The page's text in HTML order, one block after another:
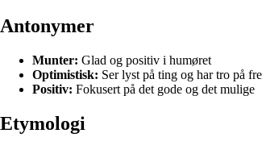
Antonymer
Munter: Glad og positiv i humøret
Optimistisk: Ser lyst på ting og har tro på
Positiv: Fokusert på det gode og det mulige
Etymologi